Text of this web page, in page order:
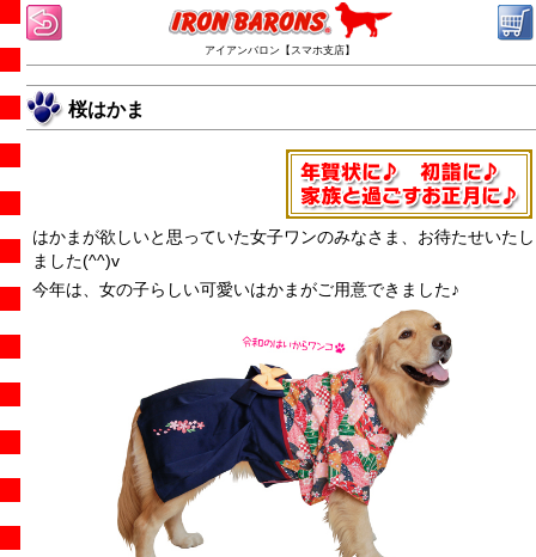
アイアンバロン【スマホ支店】
桜はかま
はかまが欲しいと思っていた女子ワンのみなさま、お待たせいたし
ました(^^)v
今年は、女の子らしい可愛いはかまがご用意できました♪